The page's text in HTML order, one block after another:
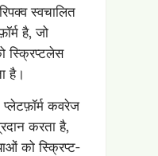
स्वचालित
है, जो
स्क्रिप्टलेस
है।
कवरेज
करता है,
को स्क्रिप्ट-